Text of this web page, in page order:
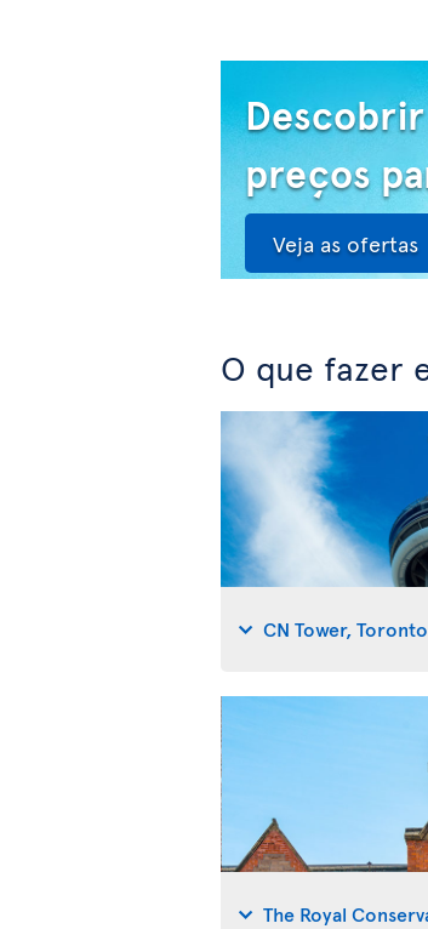
preços
Veja as ofertas
O que fazer
CN Tower, Toronto
The Royal